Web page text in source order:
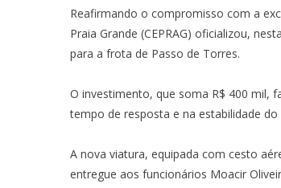
Reafirmando o compromisso com a
Praia Grande (CEPRAG) oficializou,
para a frota de Passo de Torres.
O investimento, que soma R$ 400 mil,
tempo de resposta e na estabilidade
A nova viatura, equipada com cesto
entregue aos funcionários Moacir